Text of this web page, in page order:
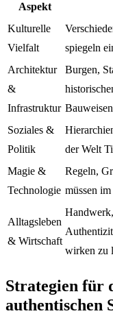
Aspekt
Kulturelle
Vielfalt
spiegeln
Architektur
&
Infrastruktur
Burgen,
Soziales &
Politik
der Welt
Magie &
Technologie
Regeln,
müssen
Alltagsleben
& Wirtschaft
wirken zu
Strategien für
authentischen